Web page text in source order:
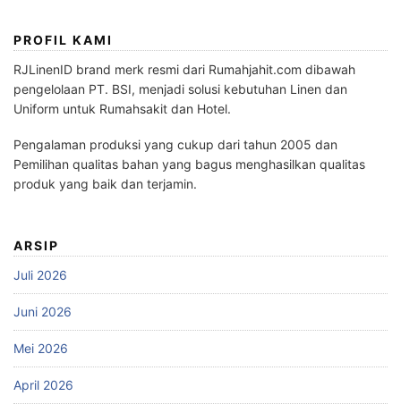
PROFIL KAMI
RJLinenID brand merk resmi dari Rumahjahit.com dibawah
pengelolaan PT. BSI, menjadi solusi kebutuhan Linen dan
Uniform untuk Rumahsakit dan Hotel.
Pengalaman produksi yang cukup dari tahun 2005 dan
Pemilihan qualitas bahan yang bagus menghasilkan qualitas
produk yang baik dan terjamin.
ARSIP
Juli 2026
Juni 2026
Mei 2026
April 2026